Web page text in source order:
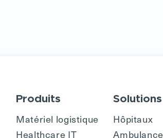
Produits
Matériel logistique
Healthcare IT
Solutions
Hôpitaux
Ambulance